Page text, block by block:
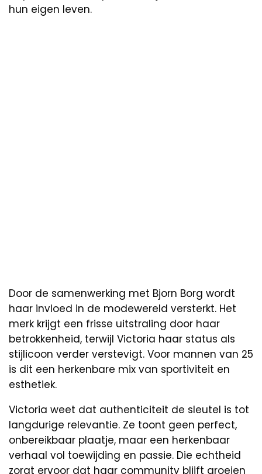
hun eigen leven.
Door de samenwerking met Bjorn Borg wordt
haar invloed in de modewereld versterkt. Het
merk krijgt een frisse uitstraling door haar
betrokkenheid, terwijl Victoria haar status als
stijlicoon verder verstevigt. Voor mannen van 25
is dit een herkenbare mix van sportiviteit en
esthetiek.
Victoria weet dat authenticiteit de sleutel is tot
langdurige relevantie. Ze toont geen perfect,
onbereikbaar plaatje, maar een herkenbaar
verhaal vol toewijding en passie. Die echtheid
zorgt ervoor dat haar community blijft groeien